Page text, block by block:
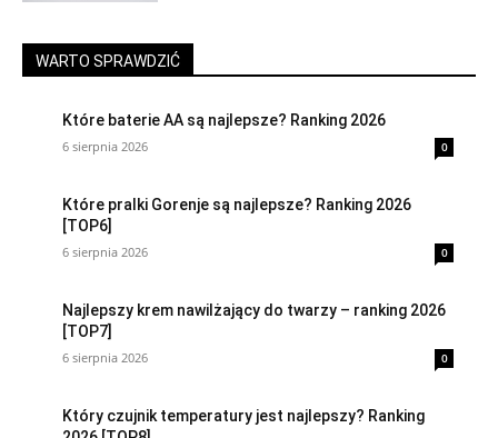
WARTO SPRAWDZIĆ
Które baterie AA są najlepsze? Ranking 2026
6 sierpnia 2026 0
Które pralki Gorenje są najlepsze? Ranking 2026
[TOP6]
6 sierpnia 2026 0
Najlepszy krem nawilżający do twarzy – ranking 2026
[TOP7]
6 sierpnia 2026 0
Który czujnik temperatury jest najlepszy? Ranking